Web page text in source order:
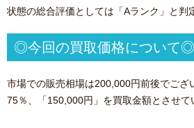
状態の総合評価としては「Aランク」と判
◎今回の買取価格について◎
市場での販売相場は200,000円前後でござ
75％、「150,000円」を買取金額とさせて